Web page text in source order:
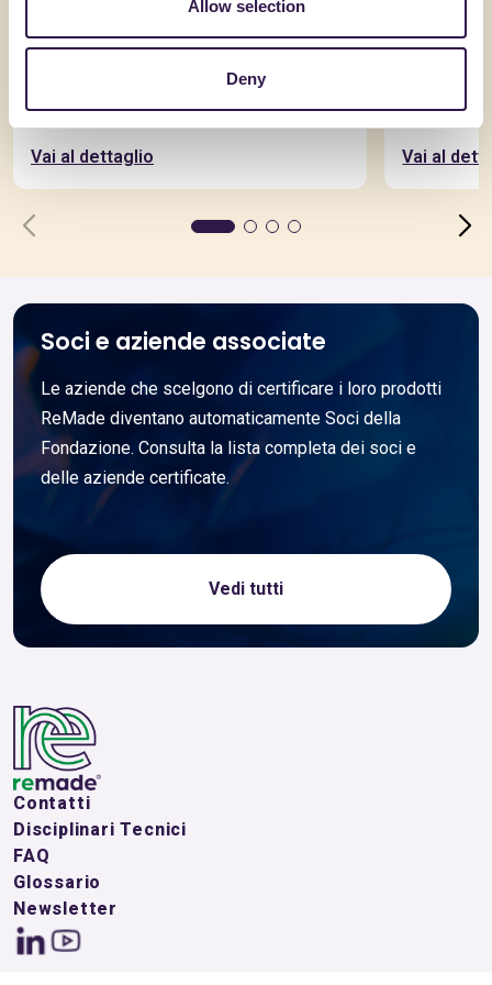
Allow selection
Deny
Bidoni carrellati 2 ruote
Vai al dettaglio Vai al
Soci e aziende associate
Le aziende che scelgono di certificare i loro prodotti
ReMade diventano automaticamente Soci della
Fondazione. Consulta la lista completa dei soci e
delle aziende certificate.
Vedi tutti
Contatti
Disciplinari Tecnici
FAQ
Glossario
Newsletter